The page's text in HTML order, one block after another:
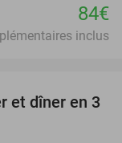
84€
inclus
et dîner en 3